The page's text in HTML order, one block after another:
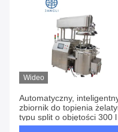
Wideo
Automatyczny,
zbiornik do topienia
typu split o objętości 300 l